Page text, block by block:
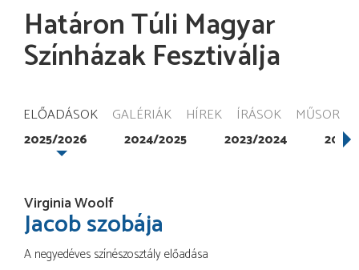
Határon Túli Magyar
Színházak Fesztiválja
ELŐADÁSOK GALÉRIÁK HÍREK ÍRÁSOK MŰSOR
2025/2026 2024/2025 2023/2024
Virginia Woolf
Jacob szobája
A negyedéves színészosztály előadása